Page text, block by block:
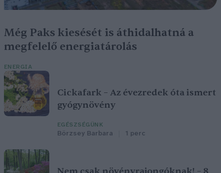
Még Paks kiesését is áthidalhatná a
megfelelő energiatárolás
ENERGIA
Cickafark – Az évezredek óta ismert
gyógynövény
EGÉSZSÉGÜNK
Börzsey Barbara 1 perc